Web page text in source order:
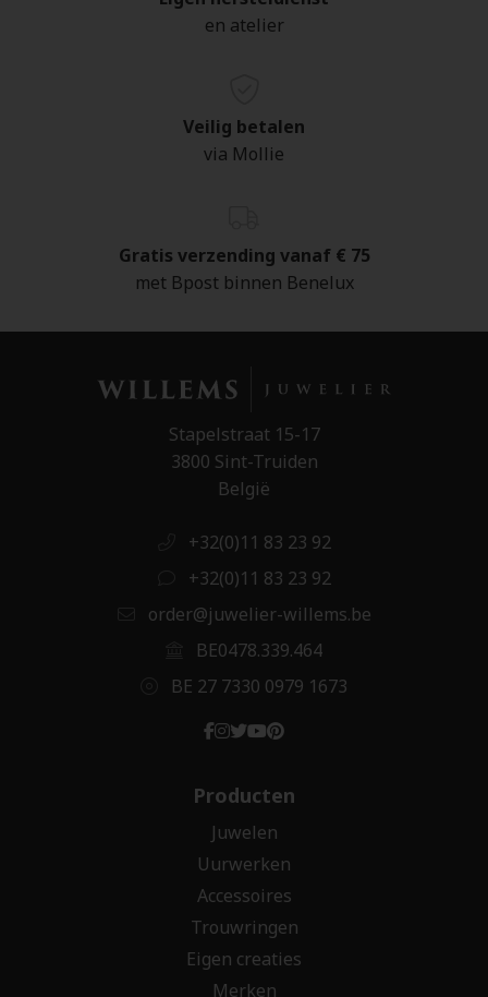
en atelier
Veilig betalen
via Mollie
Gratis verzending vanaf € 75
met Bpost binnen Benelux
Stapelstraat 15-17
3800 Sint-Truiden
België
+32(0)11 83 23 92
+32(0)11 83 23 92
order@juwelier-willems.be
BE0478.339.464
BE 27 7330 0979 1673
Producten
Juwelen
Uurwerken
Accessoires
Trouwringen
Eigen creaties
Merken